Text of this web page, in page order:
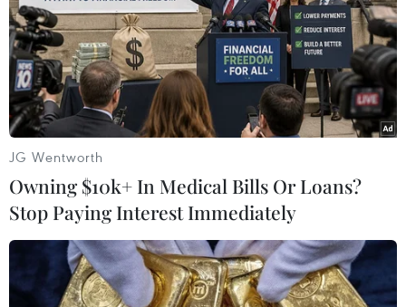
móc phục vụ công tác cứu hộ, cứu nạn trước khi lên đường.
(Ảnh: Trọng Đức/TTXVN)
JG Wentworth
Owning $10k+ In Medical Bills Or Loans?
Stop Paying Interest Immediately